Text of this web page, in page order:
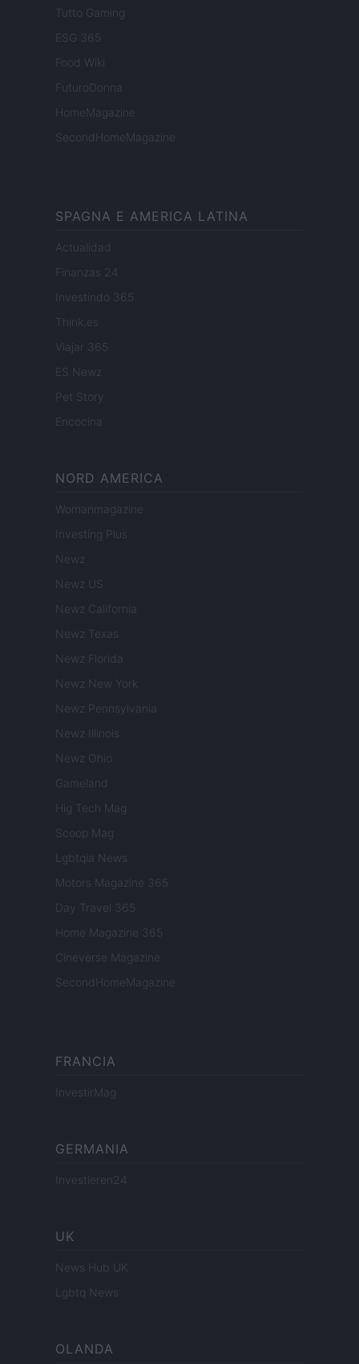
Tutto Gaming
ESG 365
Food Wiki
FuturoDonna
HomeMagazine
SecondHomeMagazine
SPAGNA E AMERICA LATINA
Actualidad
Finanzas 24
Investindo 365
Think.es
Viajar 365
ES Newz
Pet Story
Encocina
NORD AMERICA
Womanmagazine
Investing Plus
Newz
Newz US
Newz California
Newz Texas
Newz Florida
Newz New York
Newz Pennsylvania
Newz Illinois
Newz Ohio
Gameland
Hig Tech Mag
Scoop Mag
Lgbtqia News
Motors Magazine 365
Day Travel 365
Home Magazine 365
Cineverse Magazine
SecondHomeMagazine
FRANCIA
InvestirMag
GERMANIA
Investieren24
UK
News Hub UK
Lgbtq News
OLANDA